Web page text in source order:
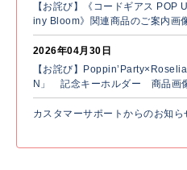
【お詫び】《コードギアス
iny Bloom》関連商品のご案内画
2026年04月30日
【お詫び】
N」 記念キーホルダー 商品画
せ
カスタマーサポートからのお知ら